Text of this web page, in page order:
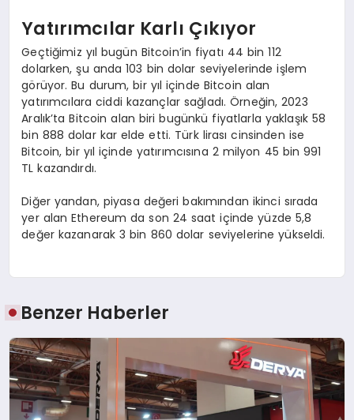
Yatırımcılar Karlı Çıkıyor
Geçtiğimiz yıl bugün Bitcoin’in fiyatı 44 bin 112
dolarken, şu anda 103 bin dolar seviyelerinde işlem
görüyor. Bu durum, bir yıl içinde Bitcoin alan
yatırımcılara ciddi kazançlar sağladı. Örneğin, 2023
Aralık’ta Bitcoin alan biri bugünkü fiyatlarla yaklaşık 58
bin 888 dolar kar elde etti. Türk lirası cinsinden ise
Bitcoin, bir yıl içinde yatırımcısına 2 milyon 45 bin 991
TL kazandırdı.
Diğer yandan, piyasa değeri bakımından ikinci sırada
yer alan Ethereum da son 24 saat içinde yüzde 5,8
değer kazanarak 3 bin 860 dolar seviyelerine yükseldi.
Benzer Haberler